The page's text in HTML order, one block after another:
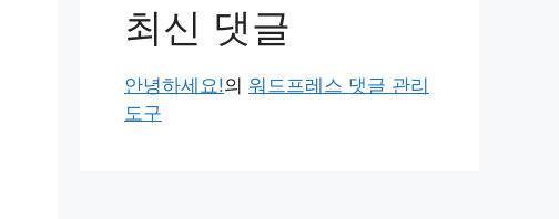
최신 댓글
안녕하세요!의 워드프레스 댓글 관리
도구